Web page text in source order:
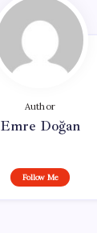
Author
Emre Doğan
Follow Me